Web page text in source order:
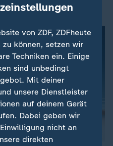
von ZDF, ZDFheute
können, setzen wir
Techniken ein. Einige
sind unbedingt
Mit deiner
unsere Dienstleister
auf deinem Gerät
Dabei geben wir
nicht an
direkten